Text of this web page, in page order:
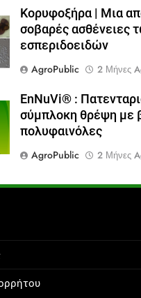
Κορυφοξήρα | Μια
σοβαρές ασθένειες
εσπεριδοειδών
AgroPublic
2 Μήνες
EnNuVi® :
σύμπλοκη θρέψη με
πολυφαινόλες
AgroPublic
2 Μήνες